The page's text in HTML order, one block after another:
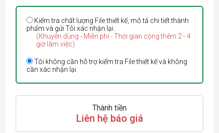
Kiểm tra chất lượng File thiết kế, mô tả chi tiết thành
phẩm và gửi Tôi xác nhận lại.
(Khuyên dùng - Miễn phí - Thời gian cộng thêm 2 - 4
giờ làm việc)
Tôi không cần hỗ trợ kiểm tra File thiết kế và không
cần xác nhận lại.
Thành tiền
Liên hệ báo giá